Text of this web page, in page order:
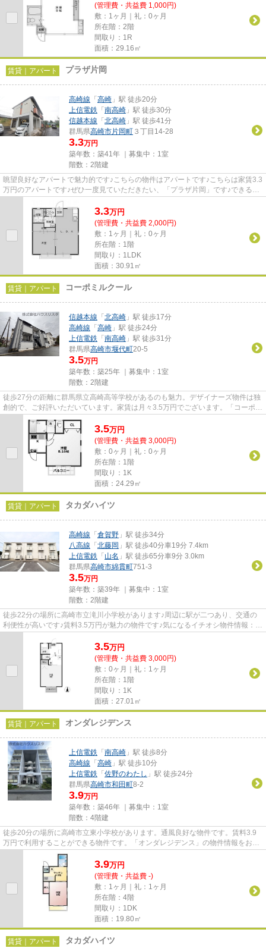
(管理費・共益費 1,000円)
敷：1ヶ月｜礼：0ヶ月
所在階：2階
間取り：1R
面積：29.16㎡
賃貸｜アパート プラザ片岡
高崎線 「 高崎 」駅 徒歩20分
上信電鉄 「 南高崎 」駅 徒歩30分
信越本線 「 北高崎 」駅 徒歩41分
群馬県高崎市片岡町 ３丁目14-28
3.3万円
築年数：築41年 ｜募集中： 1室
階数：2階建
眺望良好なアパートで魅力的です♪こちらの物件はアパートです♪こちらは家賃3.3
万円のアパートです♪ぜひ一度見ていただきたい、「プラザ片岡」です♪できるだ
け早めに不動産情報を集めた...
3.3万円
(管理費・共益費 2,000円)
敷：1ヶ月｜礼：0ヶ月
所在階：1階
間取り：1LDK
面積：30.91㎡
賃貸｜アパート コーポミルクール
信越本線 「 北高崎 」駅 徒歩17分
高崎線 「 高崎 」駅 徒歩24分
上信電鉄 「 南高崎 」駅 徒歩31分
群馬県高崎市堰代町20-5
3.5万円
築年数：築25年 ｜募集中： 1室
階数：2階建
徒歩27分の距離に群馬県立高崎高等学校があるのも魅力。デザイナーズ物件は独
創的で、ご好評いただいています。家賃は月々3.5万円でございます。「コーポミ
ルクール」のここがイチオシ...
3.5万円
(管理費・共益費 3,000円)
敷：0ヶ月｜礼：0ヶ月
所在階：1階
間取り：1K
面積：24.29㎡
賃貸｜アパート タカダハイツ
高崎線 「 倉賀野 」駅 徒歩34分
八高線 「 北藤岡 」駅 徒歩40分車19分 7.4km
上信電鉄 「 山名 」駅 徒歩65分車9分 3.0km
群馬県高崎市綿貫町751-3
3.5万円
築年数：築39年 ｜募集中： 1室
階数：2階建
徒歩22分の場所に高崎市立滝川小学校があります♪周辺に駅が二つあり、交通の
利便性が高いです♪賃料3.5万円が魅力の物件です♪気になるイチオシ物件情報：
3.5万円
(管理費・共益費 3,000円)
敷：0ヶ月｜礼：1ヶ月
所在階：1階
間取り：1K
面積：27.01㎡
賃貸｜アパート オンダレジデンス
上信電鉄 「 南高崎 」駅 徒歩8分
高崎線 「 高崎 」駅 徒歩10分
上信電鉄 「 佐野のわたし 」駅 徒歩24分
群馬県高崎市和田町8-2
3.9万円
築年数：築46年 ｜募集中： 1室
階数：4階建
徒歩20分の場所に高崎市立東小学校があります。通風良好な物件です。賃料3.9
万円で利用することができる物件です。「オンダレジデンス」の物件情報をお探
しならお気軽にお問い合わせ下...
3.9万円
(管理費・共益費 -)
敷：1ヶ月｜礼：1ヶ月
所在階：4階
間取り：1DK
面積：19.80㎡
賃貸｜アパート タカダハイツ